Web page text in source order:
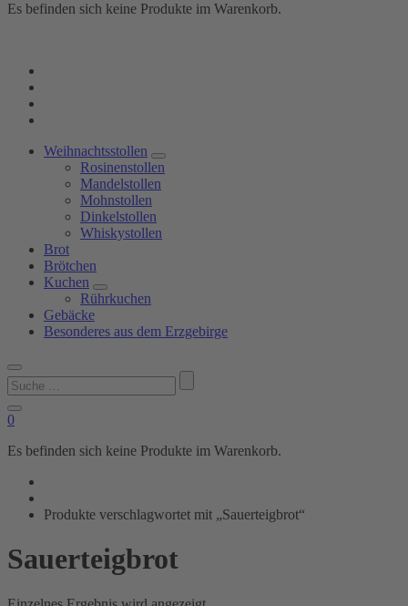
Es befinden sich keine Produkte im Warenkorb.
Weihnachtsstollen
Rosinenstollen
Mandelstollen
Mohnstollen
Dinkelstollen
Whiskystollen
Brot
Brötchen
Kuchen
Rührkuchen
Gebäcke
Besonderes aus dem Erzgebirge
Suchen
nach:
0
Es befinden sich keine Produkte im Warenkorb.
Bräunig
Produkte verschlagwortet mit „Sauerteigbrot“
Sauerteigbrot